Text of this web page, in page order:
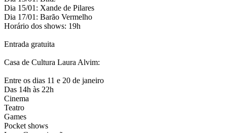
Dia 15/01: Xande de Pilares
Dia 17/01: Barão Vermelho
Horário dos shows: 19h
Entrada gratuita
Casa de Cultura Laura Alvim:
Entre os dias 11 e 20 de janeiro
Das 14h às 22h
Cinema
Teatro
Games
Pocket shows